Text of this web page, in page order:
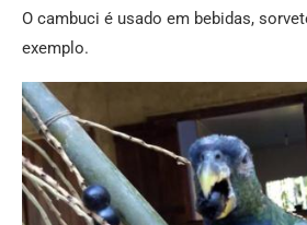
O cambuci é usado em bebidas,
exemplo.